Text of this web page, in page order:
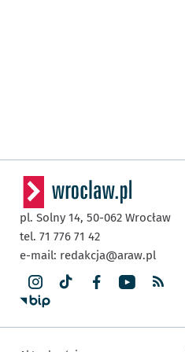
pl. Solny 14, 50-062 Wrocław
tel. 71 776 71 42
e-mail: redakcja@araw.pl